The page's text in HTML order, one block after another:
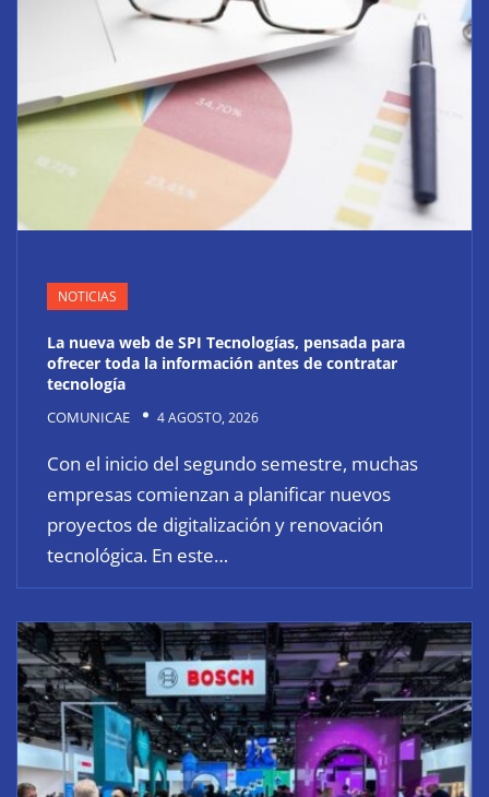
NOTICIAS
La nueva web de SPI Tecnologías, pensada para
ofrecer toda la información antes de contratar
tecnología
COMUNICAE 4 AGOSTO, 2026
Con el inicio del segundo semestre, muchas
empresas comienzan a planificar nuevos
proyectos de digitalización y renovación
tecnológica. En este…